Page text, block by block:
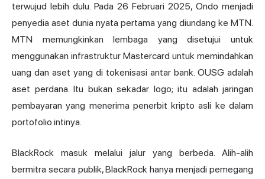
terwujud lebih dulu. Pada 26 Februari 2025, Ondo menjadi
penyedia aset dunia nyata pertama yang diundang ke MTN.
MTN memungkinkan lembaga yang disetujui untuk
menggunakan infrastruktur Mastercard untuk memindahkan
uang dan aset yang di tokenisasi antar bank. OUSG adalah
aset perdana. Itu bukan sekadar logo; itu adalah jaringan
pembayaran yang menerima penerbit kripto asli ke dalam
portofolio intinya.
BlackRock masuk melalui jalur yang berbeda. Alih-alih
bermitra secara publik, BlackRock hanya menjadi pemegang